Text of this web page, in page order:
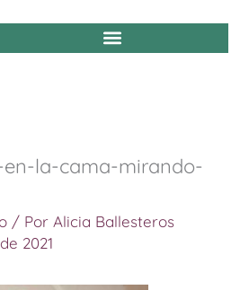
la-cama-mirando-
/ Por Alicia Ballesteros
2021